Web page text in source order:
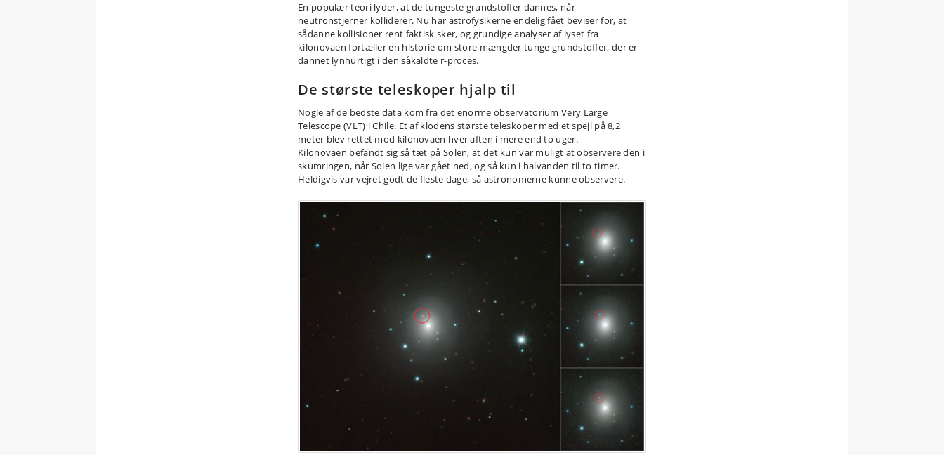
En populær teori lyder, at de tungeste grundstoffer dannes, når
neutronstjerner kolliderer. Nu har astrofysikerne endelig fået beviser for, at
sådanne kollisioner rent faktisk sker, og grundige analyser af lyset fra
kilonovaen fortæller en historie om store mængder tunge grundstoffer, der er
dannet lynhurtigt i den såkaldte r-proces.
De største teleskoper hjalp til
Nogle af de bedste data kom fra det enorme observatorium Very Large
Telescope (VLT) i Chile. Et af klodens største teleskoper med et spejl på 8,2
meter blev rettet mod kilonovaen hver aften i mere end to uger.
Kilonovaen befandt sig så tæt på Solen, at det kun var muligt at observere den i
skumringen, når Solen lige var gået ned, og så kun i halvanden til to timer.
Heldigvis var vejret godt de fleste dage, så astronomerne kunne observere.